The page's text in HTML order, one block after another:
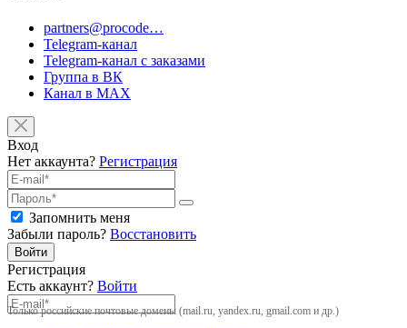
partners@procode…
Telegram-канал
Telegram-канал с заказами
Группа в ВК
Канал в MAX
Вход
Нет аккаунта? Регистрация
Запомнить меня
Забыли пароль? Восстановить
Войти
Регистрация
Есть аккаунт? Войти
Только российские почтовые домены (mail.ru, yandex.ru, gmail.com и др.)